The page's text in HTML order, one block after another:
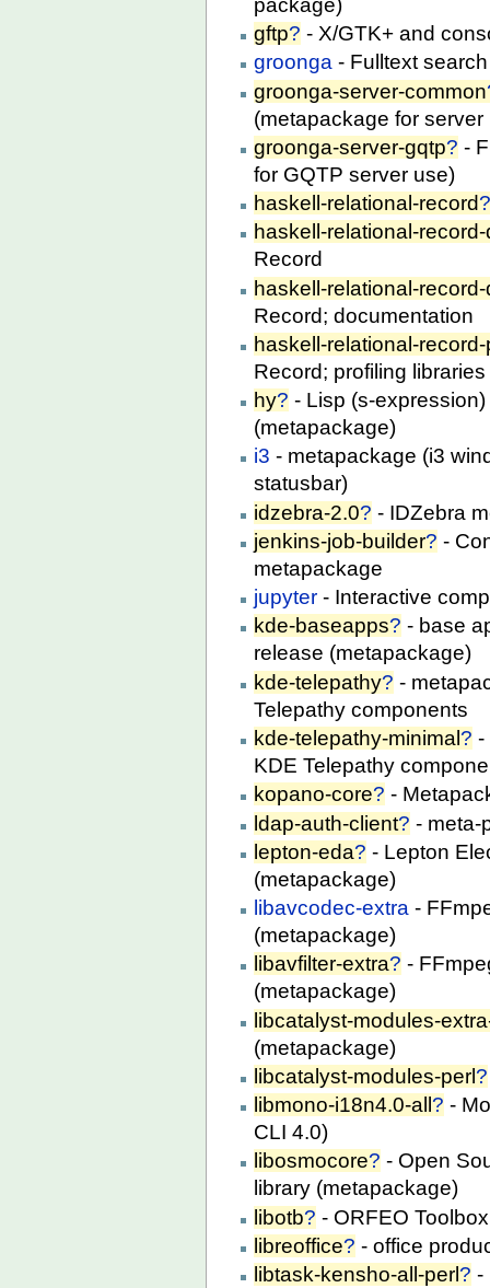
package)
gftp? - X/GTK+ and
groonga - Fulltext
groonga-server-common
(metapackage for server
groonga-server-gqtp? -
for GQTP server use)
haskell-relational-record
haskell-relational-
Record
haskell-relational-
Record; documentation
haskell-relational-
Record; profiling libraries
hy? - Lisp (s-
(metapackage)
i3 - metapackage (i3
statusbar)
idzebra-2.0? - IDZebra
jenkins-job-builder? -
metapackage
jupyter - Interactive
kde-baseapps? - base
release (metapackage)
kde-telepathy? -
Telepathy components
kde-telepathy-minimal ? -
KDE Telepathy
kopano-core? -
ldap-auth-client? - meta-
lepton-eda? - Lepton
(metapackage)
libavcodec-extra -
(metapackage)
libavfilter-extra? -
(metapackage)
libcatalyst-modules-
(metapackage)
libcatalyst-modules-perl ?
libmono-i18n4.0-all ? -
CLI 4.0)
libosmocore? - Open
library (metapackage)
libotb? - ORFEO
libreoffice? - office
libtask-kensho-all-perl ? -